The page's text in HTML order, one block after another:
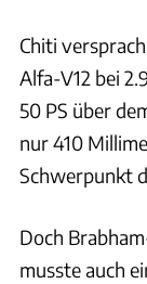
Chiti
Alfa-V12 bei
50 PS über
nur 410
Schwerpunkt
Doch
musste auch